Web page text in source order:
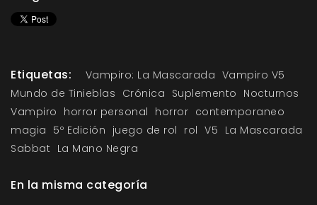
Etiquetas: Vampiro: La Mascarada Vampiro V5
Mundo de Tinieblas Crónica Suplemento Nocturnos
Vampiro horror personal horror contemporaneo
magia 5º Edición juego de rol rol V5 La Mascarada
Sabbat La Mano Negra
En la misma categoría